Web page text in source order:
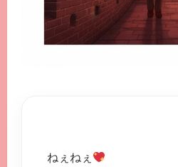
ねぇねぇ